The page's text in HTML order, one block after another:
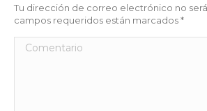
Tu dirección de correo electrónico no
campos requeridos están marcados*
Comentario